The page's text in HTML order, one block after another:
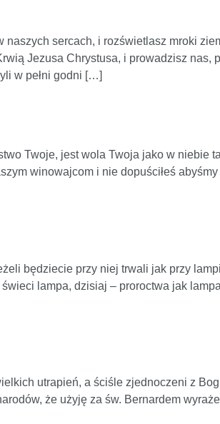
sercach, i rozświetlasz mroki
Jezusa Chrystusa, i prowadzisz nas,
w pełni godni […]
Twoje, jest wola Twoja jako w niebie
winowajcom i nie dopuściłeś
będziecie przy niej trwali jak przy
lampa, dzisiaj – proroctwa jak
utrapień, a ściśle zjednoczeni z
że użyję za św. Bernardem